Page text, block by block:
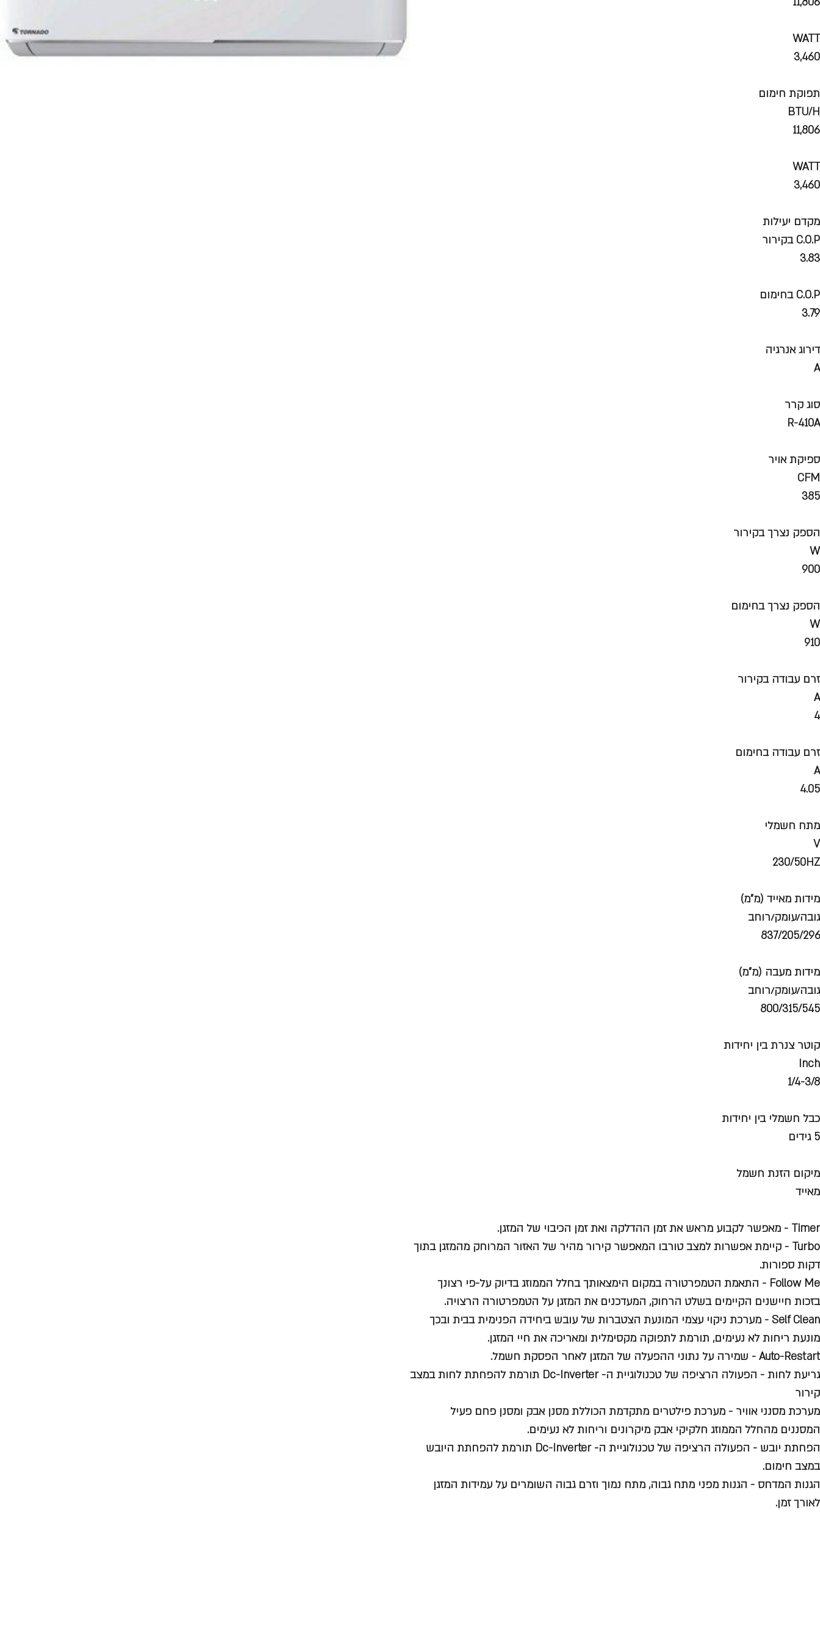
WATT
3,460
תפוקת חימום
BTU/H
11,806
WATT
3,460
מקדם יעילות
C.O.P בקירור
3.83
C.O.P בחימום
3.79
דירוג אנרגיה
A
סוג קרר
R-410A
ספיקת אויר
CFM
385
הספק נצרך בקירור
W
900
הספק נצרך בחימום
W
910
זרם עבודה בקירור
A
4
זרם עבודה בחימום
A
4.05
מתח חשמלי
V
230/50HZ
מידות מאייד (מ"מ)
גובה/עומק/רוחב
837/205/296
מידות מעבה (מ"מ)
גובה/עומק/רוחב
800/315/545
קוטר צנרת בין יחידות
Inch
1/4-3/8
כבל חשמלי בין יחידות
5 גידים
מיקום הזנת חשמל
מאייד
Timer -
מאפשר לקבוע מראש את זמן ההדלקה ואת זמן הכיבוי של המזגן.
Turbo -
קיימת אפשרות למצב טורבו המאפשר קירור מהיר של האזור המרוחק מהמזגן בתוך
דקות ספורות.
Follow Me -
התאמת הטמפרטורה במקום הימצאותך בחלל הממוזג בדיוק על-פי רצונך
בזכות חיישנים הקיימים בשלט הרחוק, המעדכנים את המזגן על הטמפרטורה הרצויה.
Self Clean -
מערכת ניקוי עצמי המונעת הצטברות של עובש ביחידה הפנימית בבית ובכך
מונעת ריחות לא נעימים, תורמת לתפוקה מקסימלית ומאריכה את חיי המזגן.
Auto-Restart -
שמירה על נתוני ההפעלה של המזגן לאחר הפסקת חשמל.
גריעת לחות - הפעולה הרציפה של טכנולוגיית ה- Dc-Inverter תורמת להפחתת לחות במצב
קירור
מערכת מסנני אוויר - מערכת פילטרים מתקדמת הכוללת מסנן אבק ומסנן פחם פעיל
המסננים מהחלל הממוזג חלקיקי אבק מיקרונים וריחות לא נעימים.
הפחתת יובש -
הפעולה הרציפה של טכנולוגיית ה- Dc-Inverter תורמת להפחתת היובש
במצב חימום.
הגנות המדחס - הגנות מפני מתח גבוה, מתח נמוך וזרם גבוה השומרים על עמידות המזגן
לאורך זמן.